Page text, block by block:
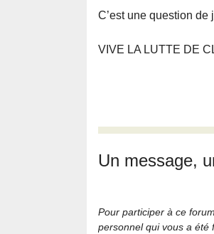
C’est une question de
VIVE LA LUTTE DE
Un message,
Pour participer à ce
personnel qui vous a été